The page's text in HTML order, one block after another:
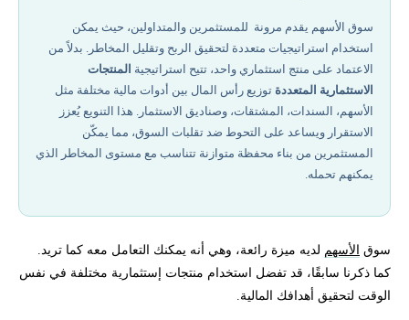
كيف تختار النوع المناسب لك لفتح محفظة استثمارية وادارتها؟
ملخص:
سوق الأسهم يقدم مرونة للمستثمرين والمتداولين، حيث يمكن
استخدام استراتيجيات متعددة لتحقيق الربح وتقليل المخاطر. بدلاً من
الاعتماد على منتج استثماري واحد، تتيح استراتيجية المنتجات
الاستثمارية المتعددة توزيع رأس المال بين أدوات مالية مختلفة مثل
الأسهم، السندات، المشتقات، وصناديق الاستثمار. هذا التنويع يُعزز
الاستقرار ويساعد على التحوط ضد تقلبات السوق، مما يمكّن
المستثمرين من بناء محفظة متوازنة تتناسب مع مستوى المخاطر الذي
يمكنهم تحمله.
سوق الأسهم لديه ميزة رائعة، وهي أنه يمكنك التعامل معه كما تريد.
كما ذكرنا سابقًا، قد تفضل استخدام منتجات إستثمارية مختلفة في نفس
الوقت لتحقيق أهدافك المالية.